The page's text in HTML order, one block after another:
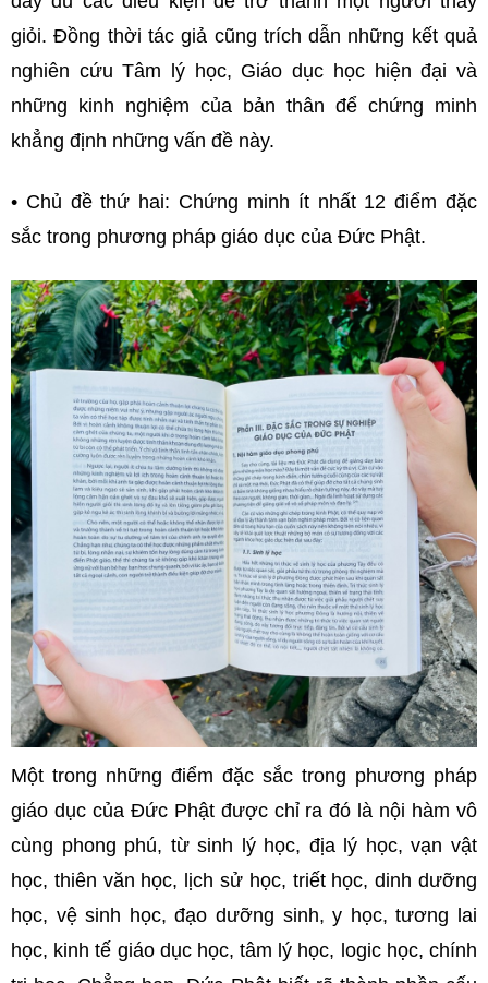
giỏi. Đồng thời tác giả cũng trích dẫn những kết quả
nghiên cứu Tâm lý học, Giáo dục học hiện đại và
những kinh nghiệm của bản thân để chứng minh
khẳng định những vấn đề này.
• Chủ đề thứ hai: Chứng minh ít nhất 12 điểm đặc
sắc trong phương pháp giáo dục của Đức Phật.
Một trong những điểm đặc sắc trong phương pháp
giáo dục của Đức Phật được chỉ ra đó là nội hàm vô
cùng phong phú, từ sinh lý học, địa lý học, vạn vật
học, thiên văn học, lịch sử học, triết học, dinh dưỡng
học, vệ sinh học, đạo dưỡng sinh, y học, tương lai
học, kinh tế giáo dục học, tâm lý học, logic học, chính